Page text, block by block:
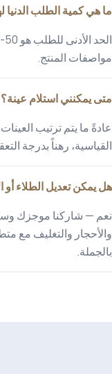
ما هي كمية الطلب الدنيا
مواصفات المنتج.
متى يمكنني استلام عينة؟
عادةً ما يتم ترتيب
القياسية، رهناً بدرجة
هل يمكن تعديل الطلاء أو
نعم — شاركنا موجزك
والأحجار والتغليف مع
بالجملة.